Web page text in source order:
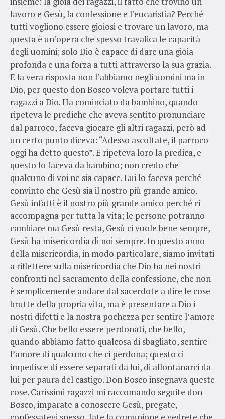
lavoro e Gesù, la confessione e l’eucaristia? Perché
tutti vogliono essere gioiosi e trovare un lavoro, ma
questa è un’opera che spesso travalica le capacità
degli uomini; solo Dio è capace di dare una gioia
profonda e una forza a tutti attraverso la sua grazia.
E la vera risposta non l’abbiamo negli uomini ma in
Dio, per questo don Bosco voleva portare tutti i
ragazzi a Dio. Ha cominciato da bambino, quando
ripeteva le prediche che aveva sentito pronunciare
dal parroco, faceva giocare gli altri ragazzi, però ad
un certo punto diceva: “Adesso ascoltate, il parroco
oggi ha detto questo”. E ripeteva loro la predica, e
questo lo faceva da bambino; non credo che
qualcuno di voi ne sia capace. Lui lo faceva perché
convinto che Gesù sia il nostro più grande amico.
Gesù infatti è il nostro più grande amico perché ci
accompagna per tutta la vita; le persone potranno
cambiare ma Gesù resta, Gesù ci vuole bene sempre,
Gesù ha misericordia di noi sempre. In questo anno
della misericordia, in modo particolare, siamo invitati
a riflettere sulla misericordia che Dio ha nei nostri
confronti nel sacramento della confessione, che non
è semplicemente andare dal sacerdote a dire le cose
brutte della propria vita, ma è presentare a Dio i
nostri difetti e la nostra pochezza per sentire l’amore
di Gesù. Che bello essere perdonati, che bello,
quando abbiamo fatto qualcosa di sbagliato, sentire
l’amore di qualcuno che ci perdona; questo ci
impedisce di essere separati da lui, di allontanarci da
lui per paura del castigo. Don Bosco insegnava queste
cose. Carissimi ragazzi mi raccomando seguite don
Bosco, imparate a conoscere Gesù, pregate,